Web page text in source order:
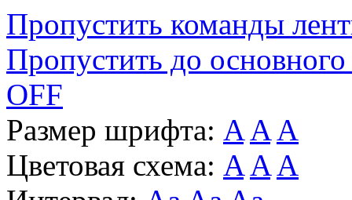
Пропустить команды
Пропустить до основного
OFF
Размер шрифта: A A A
Цветовая схема: A A A